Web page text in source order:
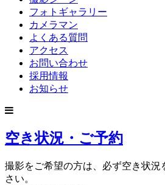
フォトギャラリー
カメラマン
よくある質問
アクセス
お問い合わせ
採用情報
お知らせ
空き状況・ご予約
撮影をご希望の方は、必ず空き状況
さい。